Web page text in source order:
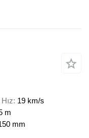
Hız 19 km/s
m
mm